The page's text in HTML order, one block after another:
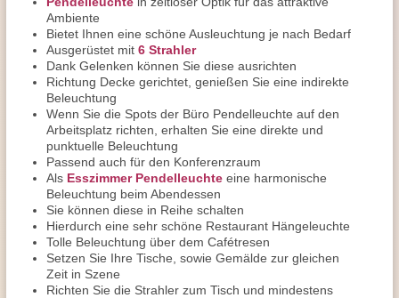
Ambiente
Bietet Ihnen eine schöne Ausleuchtung je nach Bedarf
Ausgerüstet mit 6 Strahler
Dank Gelenken können Sie diese ausrichten
Richtung Decke gerichtet, genießen Sie eine indirekte
Beleuchtung
Wenn Sie die Spots der Büro Pendelleuchte auf den
Arbeitsplatz richten, erhalten Sie eine direkte und
punktuelle Beleuchtung
Passend auch für den Konferenzraum
Als Esszimmer Pendelleuchte eine harmonische
Beleuchtung beim Abendessen
Sie können diese in Reihe schalten
Hierdurch eine sehr schöne Restaurant Hängeleuchte
Tolle Beleuchtung über dem Cafétresen
Setzen Sie Ihre Tische, sowie Gemälde zur gleichen
Zeit in Szene
Richten Sie die Strahler zum Tisch und mindestens